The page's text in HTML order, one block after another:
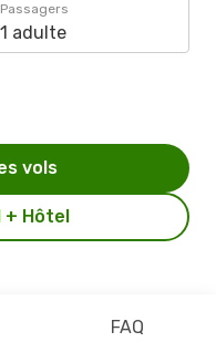
Passagers
1 adulte
+ Hôtel
vols
FAQ